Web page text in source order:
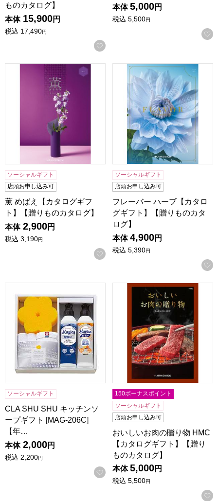
ものカタログ】
本体 15,900円
税込 17,490円
お気に入りに登録する
本体 5,000円
税込 5,500円
薫 めばえ【カタログギフト】【贈りものカタログ】
ソーシャルギフト
店頭お申し込み可
薫 めばえ【カタログギフ
ト】【贈りものカタログ】
本体 2,900円
税込 3,190円
お気に入りに登録する
フレーバー ハーブ【カタロ
ソーシャルギフト
店頭お申し込み可
フレーバー ハーブ【カタロ
グギフト】【贈りものカタ
ログ】
本体 4,900円
税込 5,390円
CLA SHU SHU キッチンソープギフト [MAG-206C]【年間ギ
ソーシャルギフト
CLA SHU SHU キッチンソ
ープギフト [MAG-206C]
【年…
本体 2,000円
税込 2,200円
お気に入りに登録する
おいしいお肉の贈り物 HMC
150ボーナスポイント
ソーシャルギフト
店頭お申し込み可
おいしいお肉の贈り物 HMC
【カタログギフト】【贈り
ものカタログ】
本体 5,000円
税込 5,500円